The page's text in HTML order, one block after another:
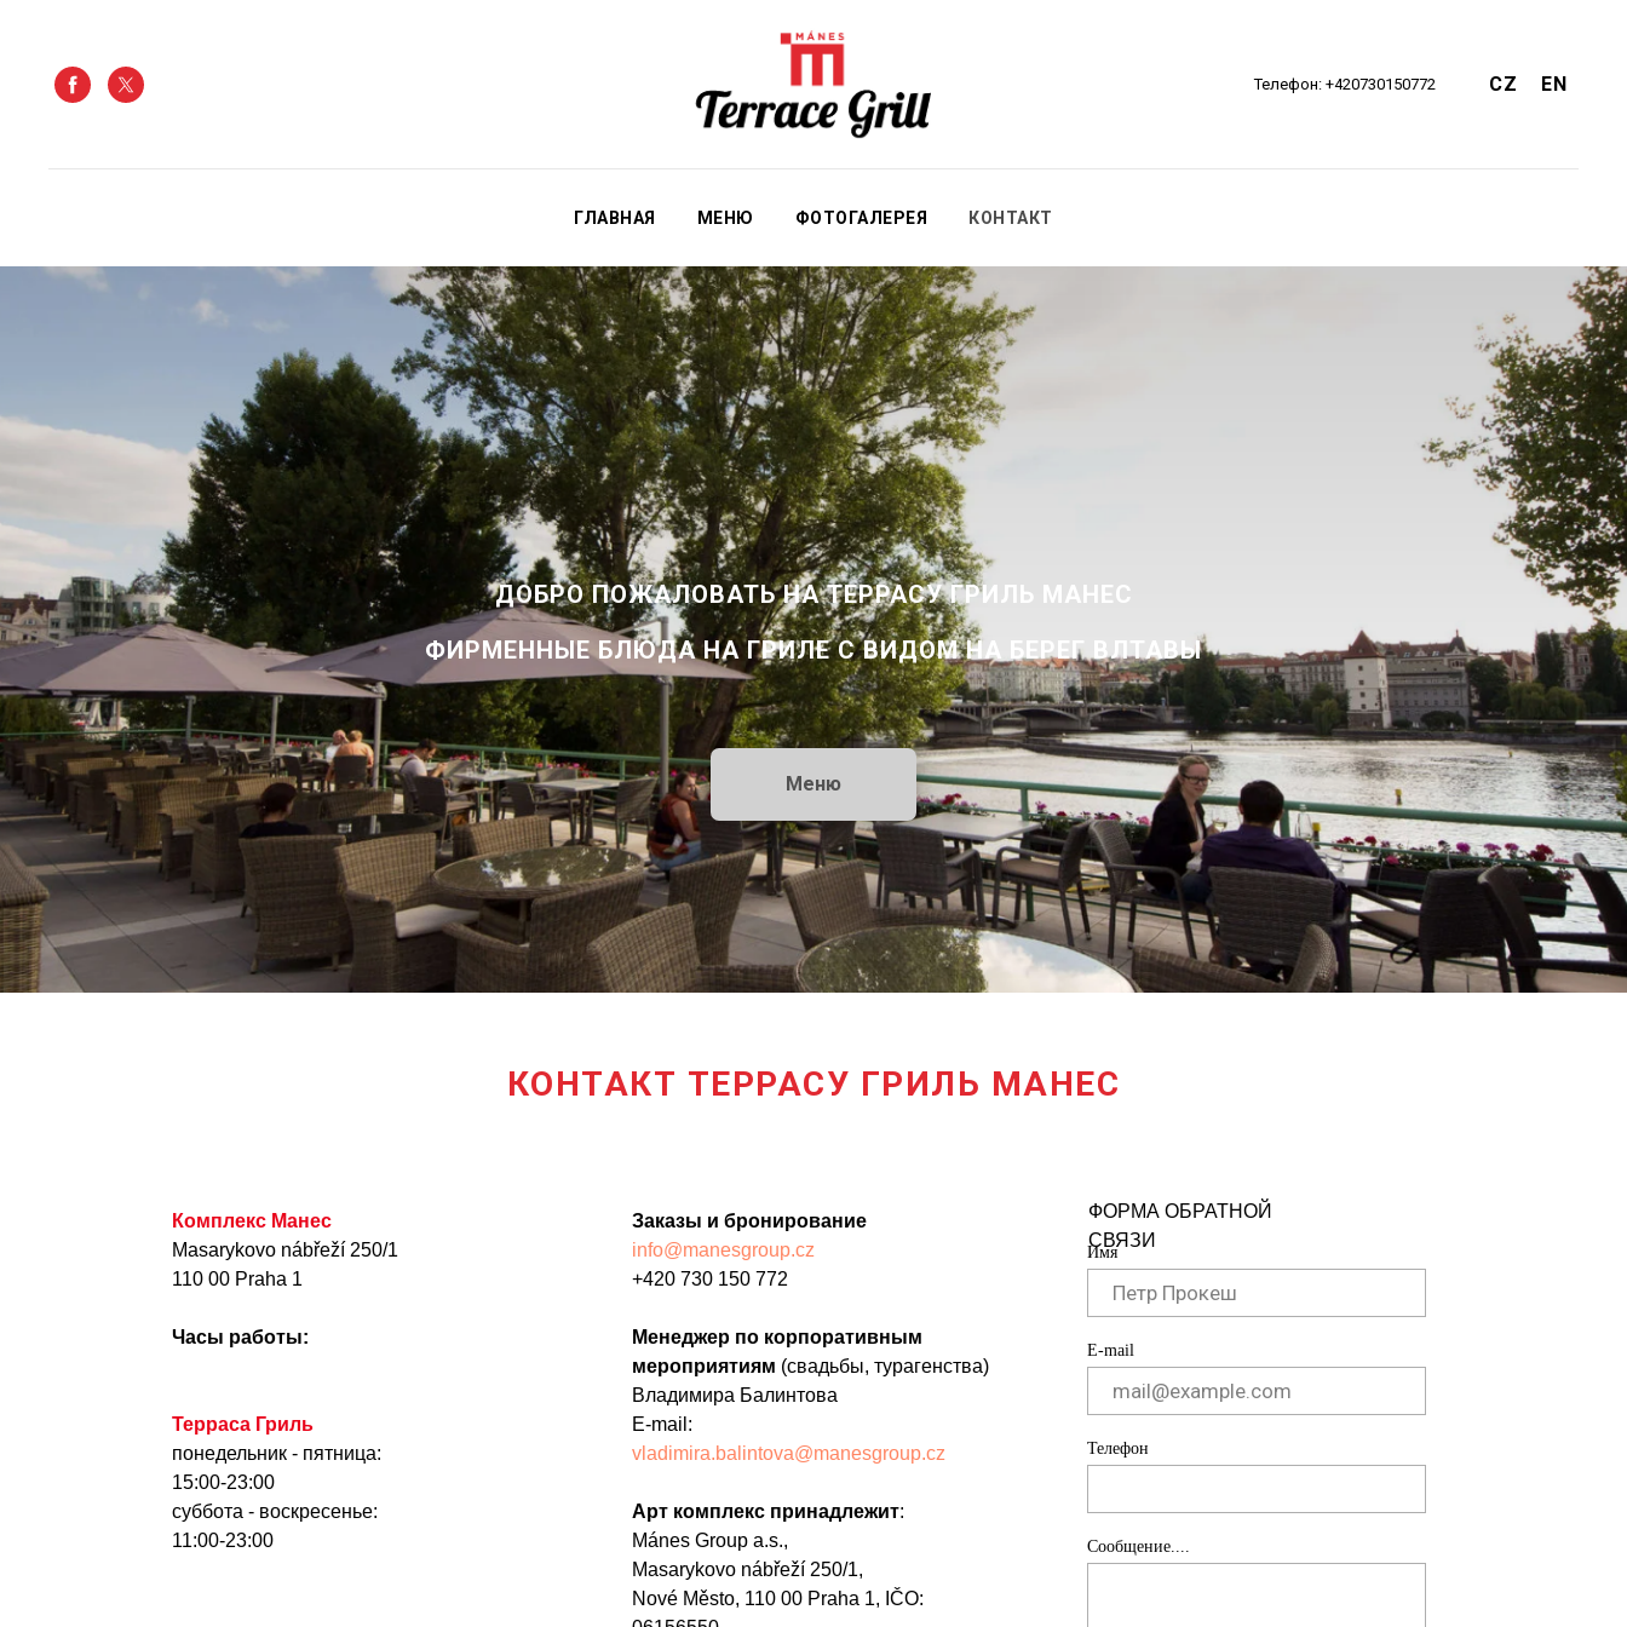
Телефон: +420730150772 CZ EN
ГЛАВНАЯ МЕНЮ ФОТОГАЛЕРЕЯ КОНТАКТ
ДОБРО ПОЖАЛОВАТЬ НА ТЕРРАСУ ГРИЛЬ МАНЕС
ФИРМЕННЫЕ БЛЮДА НА ГРИЛЕ С ВИДОМ НА БЕРЕГ ВЛТАВЫ
Меню
КОНТАКТ ТЕРРАСУ ГРИЛЬ МАНЕС
Комплекс Манес
Masarykovo nábřeží 250/1
110 00 Praha 1
Часы работы:
Терраса Гриль
понедельник - пятница:
15:00-23:00
суббота - воскресенье:
11:00-23:00
Заказы и бронирование
info@manesgroup.cz
+420 730 150 772
Менеджер по корпоративным
мероприятиям (свадьбы, турагенства)
Владимира Балинтова
E-mail:
vladimira.balintova@manesgroup.cz
Арт комплекс принадлежит:
Mánes Group a.s.,
Masarykovo nábřeží 250/1,
Nové Město, 110 00 Praha 1, IČO:
Имя
E-mail
Телефон
Сообщение....
ФОРМА ОБРАТНОЙ
СВЯЗИ